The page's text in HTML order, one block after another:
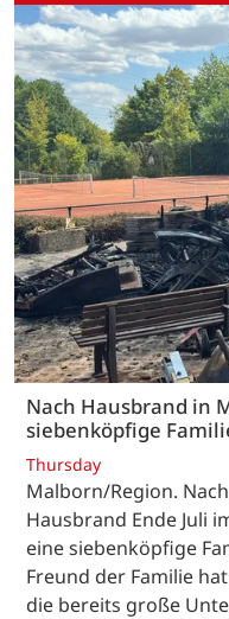
Nach Hausbrand in
siebenköpfige
Thursday
Malborn/Region.
Hausbrand Ende Juli
eine siebenköpfige
Freund der Familie
die bereits große